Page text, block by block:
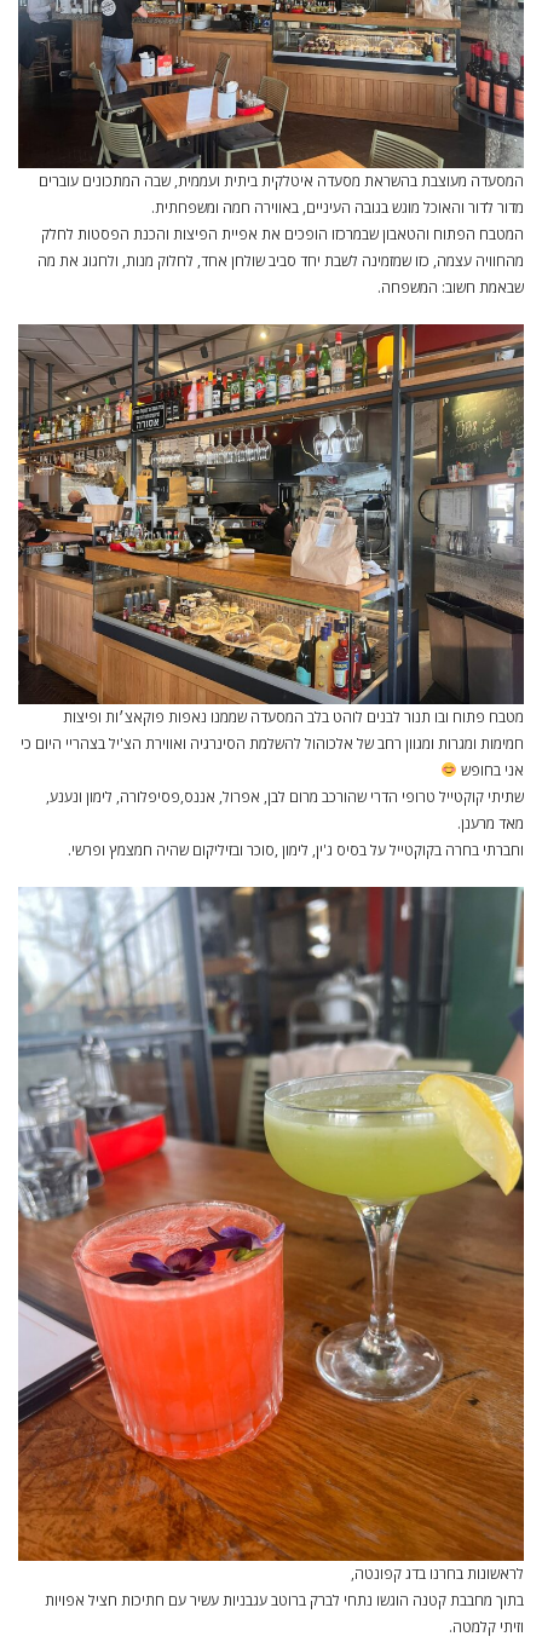
המסעדה מעוצבת בהשראת מסעדה איטלקית ביתית ועממית, שבה המתכונים עוברים
מדור לדור והאוכל מוגש בגובה העיניים, באווירה חמה ומשפחתית.
המטבח הפתוח והטאבון שבמרכזו הופכים את אפיית הפיצות והכנת הפסטות לחלק
מהחוויה עצמה, כזו שמזמינה לשבת יחד סביב שולחן אחד, לחלוק מנות, ולחגוג את מה
שבאמת חשוב: המשפחה.
מטבח פתוח ובו תנור לבנים לוהט בלב המסעדה שממנו נאפות פוקאצ׳ות ופיצות
חמימות ומגרות ומגוון רחב של אלכוהול להשלמת הסינרגיה ואווירת הצ'יל בצהריי היום כי
אני בחופש
שתיתי קוקטייל טרופי הדרי שהורכב מרום לבן, אפרול, אננס,פסיפלורה, לימון ונענע,
מאד מרענן.
וחברתי בחרה בקוקטייל על בסיס ג'ין, לימון ,סוכר ובזיליקום שהיה חמצמץ ופרשי.
לראשונות בחרנו בדג קפונטה,
בתוך מחבבת קטנה הוגשו נתחי לברק ברוטב עגבניות עשיר עם חתיכות חציל אפויות
וזיתי קלמטה.